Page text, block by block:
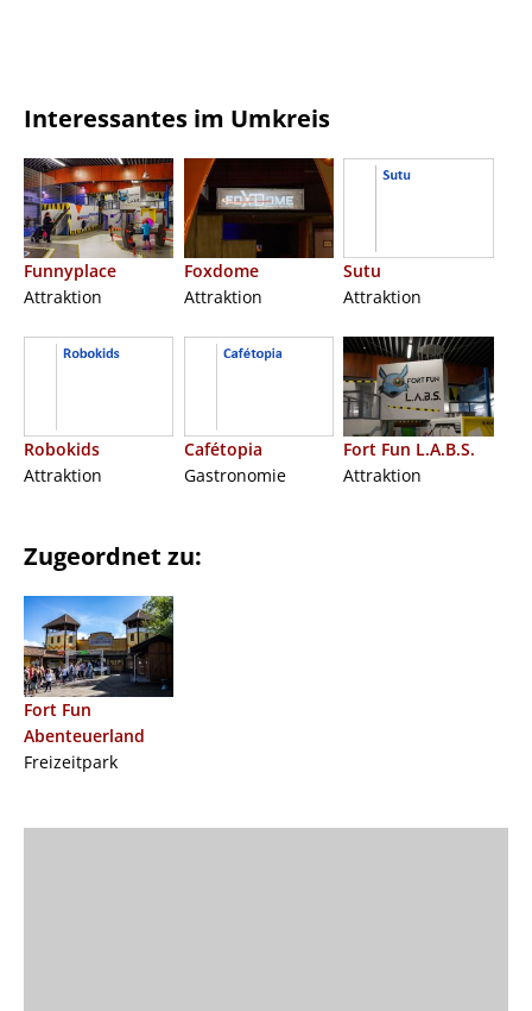
Interessantes im Umkreis
Funnyplace
Attraktion
Robokids
Attraktion
Foxdome
Attraktion
Cafétopia
Gastronomie
Sutu
Attraktion
Fort Fun L.A.B.S.
Attraktion
Zugeordnet zu:
Fort Fun
Abenteuerland
Freizeitpark